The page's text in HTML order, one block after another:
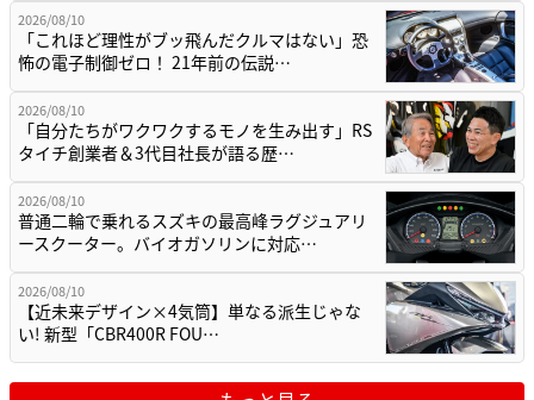
2026/08/10
「これほど理性がブッ飛んだクルマはない」恐
怖の電子制御ゼロ！ 21年前の伝説…
2026/08/10
「自分たちがワクワクするモノを生み出す」RS
タイチ創業者＆3代目社長が語る歴…
2026/08/10
普通二輪で乗れるスズキの最高峰ラグジュアリ
ースクーター。バイオガソリンに対応…
2026/08/10
【近未来デザイン×4気筒】単なる派生じゃな
い! 新型「CBR400R FOU…